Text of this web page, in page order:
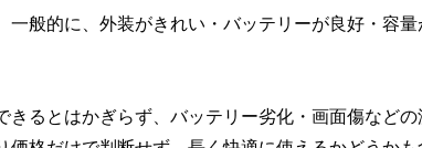
一般的に、外装がきれい・バッテリーが良好・容
きるとはかぎらず、バッテリー劣化・画面傷など